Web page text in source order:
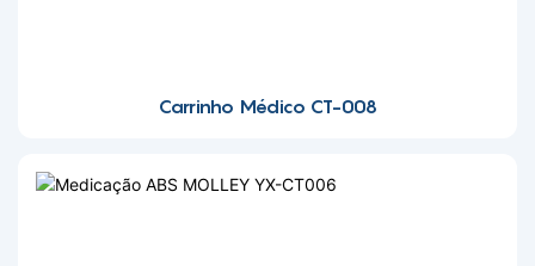
Carrinho Médico CT-008